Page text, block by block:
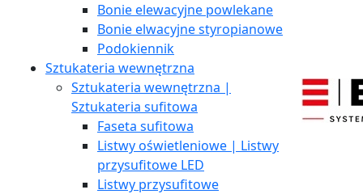
Bonie elewacyjne powlekane
Bonie elwacyjne styropianowe
Podokiennik
Sztukateria wewnętrzna
Sztukateria wewnętrzna |
Sztukateria sufitowa
Faseta sufitowa
Listwy oświetleniowe | Listwy
przysufitowe LED
Listwy przysufitowe